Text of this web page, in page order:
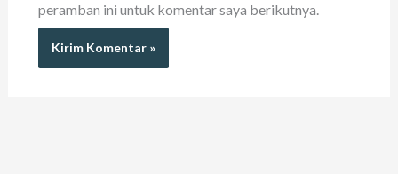
peramban ini untuk komentar saya berikutnya.